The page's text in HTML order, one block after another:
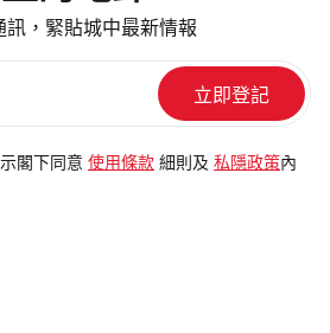
訊，緊貼城中最新情報
閣下同意 使用條款 細則及 私隱政策 內